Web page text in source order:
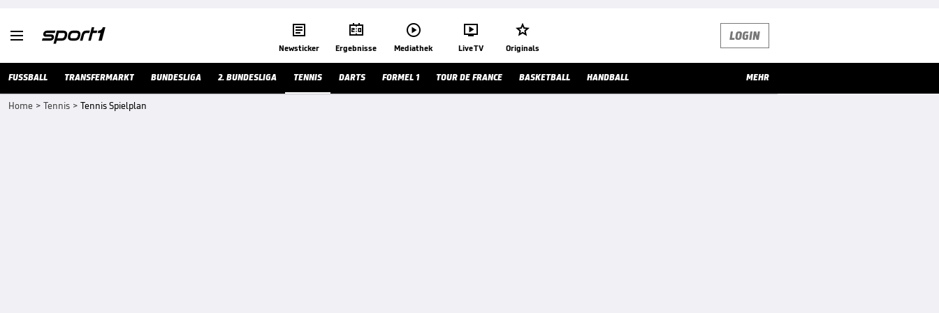
 
Newsticker

Ergebnisse

Mediathek

Live TV

Originals
LOGIN
FUSSBALL TRANSFERMARKT BUNDESLIGA 2. BUNDESLIGA TENNIS DARTS FORMEL 1 TOUR DE FRANCE BASKETBALL HANDBALL MEHR
Home > Tennis > Tennis Spielplan